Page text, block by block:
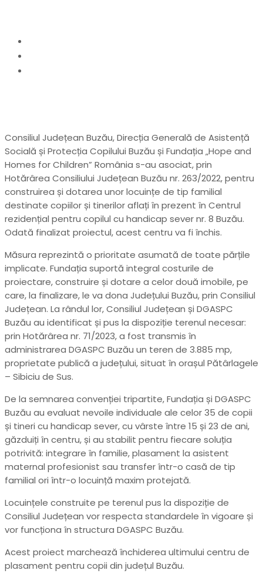
Consiliul Județean Buzău, Direcția Generală de Asistență
Socială și Protecția Copilului Buzău și Fundația „Hope and
Homes for Children” România s-au asociat, prin
Hotărârea Consiliului Județean Buzău nr. 263/2022, pentru
construirea și dotarea unor locuințe de tip familial
destinate copiilor și tinerilor aflați în prezent în Centrul
rezidențial pentru copilul cu handicap sever nr. 8 Buzău.
Odată finalizat proiectul, acest centru va fi închis.
Măsura reprezintă o prioritate asumată de toate părțile
implicate. Fundația suportă integral costurile de
proiectare, construire și dotare a celor două imobile, pe
care, la finalizare, le va dona Județului Buzău, prin Consiliul
Județean. La rândul lor, Consiliul Județean și DGASPC
Buzău au identificat și pus la dispoziție terenul necesar:
prin Hotărârea nr. 71/2023, a fost transmis în
administrarea DGASPC Buzău un teren de 3.885 mp,
proprietate publică a județului, situat în orașul Pătârlagele
– Sibiciu de Sus.
De la semnarea convenției tripartite, Fundația și DGASPC
Buzău au evaluat nevoile individuale ale celor 35 de copii
și tineri cu handicap sever, cu vârste între 15 și 23 de ani,
găzduiți în centru, și au stabilit pentru fiecare soluția
potrivită: integrare în familie, plasament la asistent
maternal profesionist sau transfer într-o casă de tip
familial ori într-o locuință maxim protejată.
Locuințele construite pe terenul pus la dispoziție de
Consiliul Județean vor respecta standardele în vigoare și
vor funcționa în structura DGASPC Buzău.
Acest proiect marchează închiderea ultimului centru de
plasament pentru copii din județul Buzău.